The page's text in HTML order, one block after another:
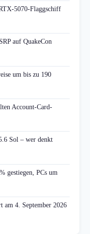
5070-Flaggschiff
auf QuakeCon
um bis zu 190
Account-Card-
Sol – wer denkt
gestiegen, PCs um
am 4. September 2026